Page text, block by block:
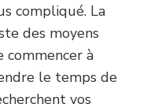
compliqué. La
des moyens
commencer à
le temps de
vos